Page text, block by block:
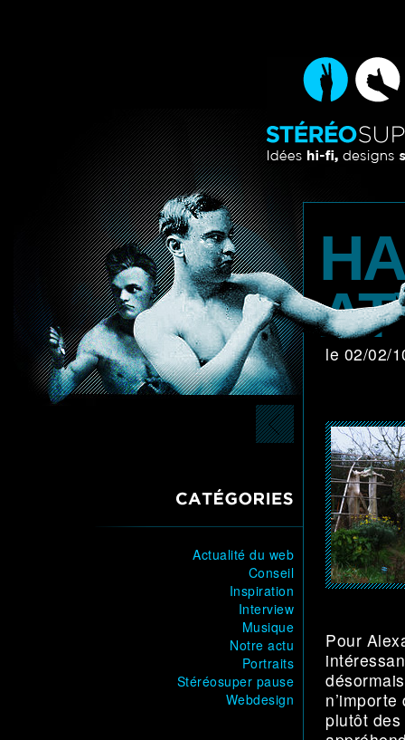
CATÉGORIES
Actualité du web
Conseil
Inspiration
Interview
Musique
Notre actu
Portraits
Stéréosuper pause
Webdesign
le 02/02/
Pour
plutôt